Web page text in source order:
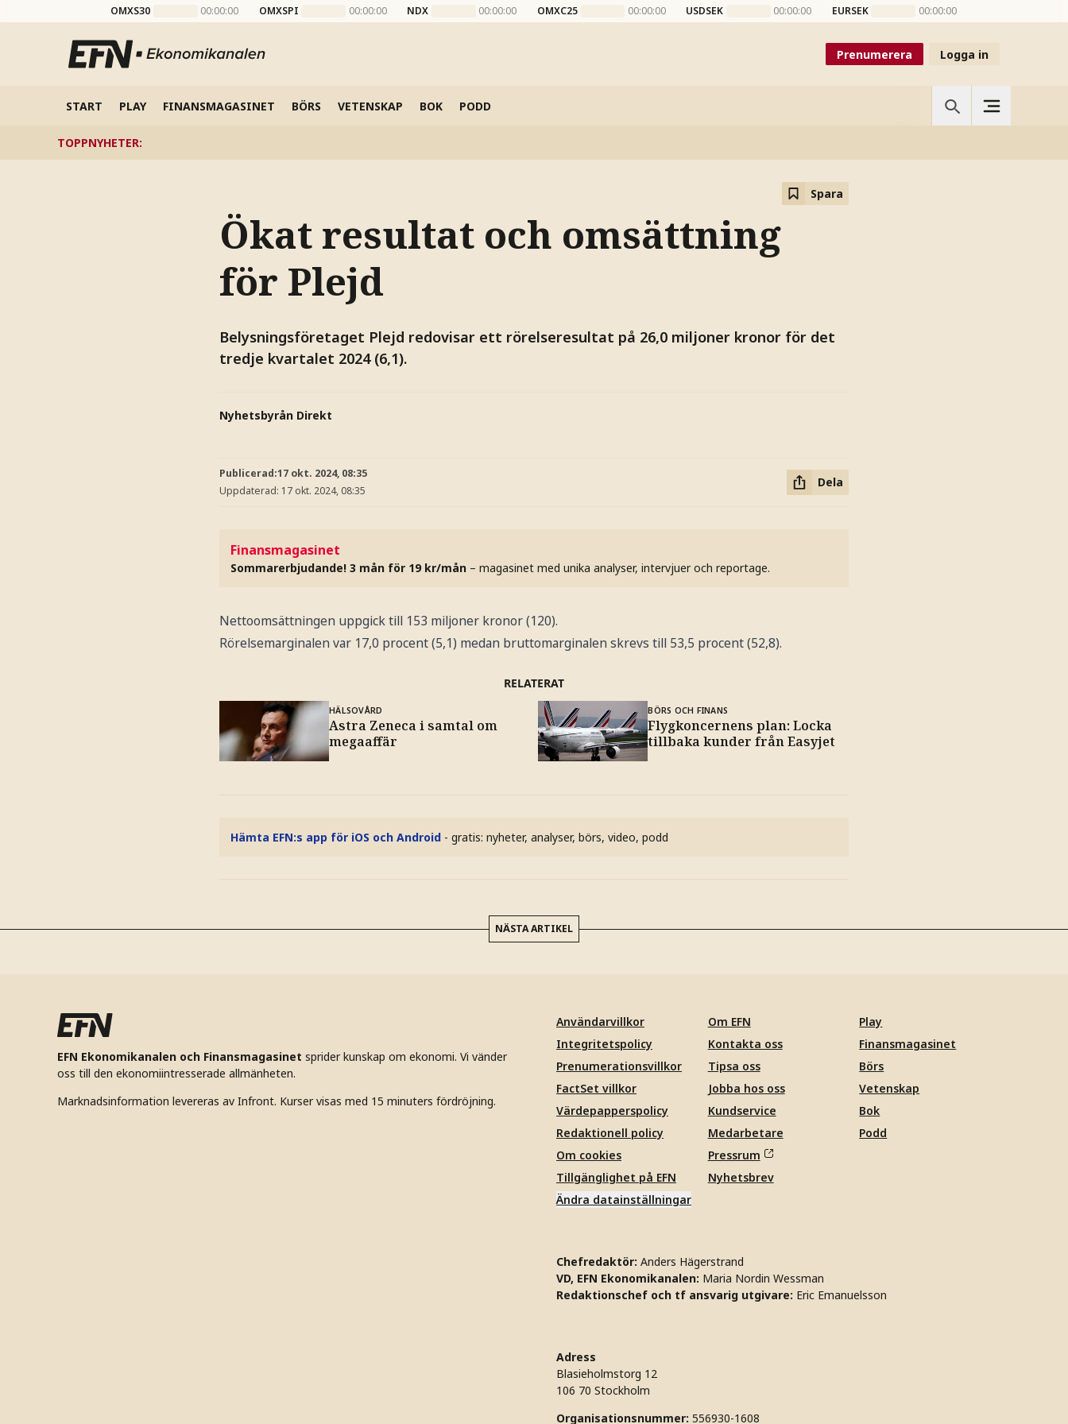
OMXS30 00:00:00 OMXSPI 00:00:00 NDX 00:00:00 OMXC25 00:00:00 USDSEK 00:00:00 EURSEK 00:00:00
Prenumerera Logga in
START PLAY FINANSMAGASINET BÖRS VETENSKAP BOK PODD
TOPPNYHETER:
Spara
Ökat resultat och omsättning
för Plejd
Belysningsföretaget Plejd redovisar ett rörelseresultat på 26,0 miljoner kronor för det
tredje kvartalet 2024 (6,1).
Nyhetsbyrån Direkt
Publicerad:17 okt. 2024, 08:35
Uppdaterad: 17 okt. 2024, 08:35
Dela
Finansmagasinet
Sommarerbjudande! 3 mån för 19 kr/mån – magasinet med unika analyser, intervjuer och reportage.
Nettoomsättningen uppgick till 153 miljoner kronor (120).
Rörelsemarginalen var 17,0 procent (5,1) medan bruttomarginalen skrevs till 53,5 procent (52,8).
RELATERAT
HÄLSOVÅRD
Astra Zeneca i samtal om
megaaffär
BÖRS OCH FINANS
Flygkoncernens plan: Locka
tillbaka kunder från Easyjet
Hämta EFN:s app för iOS och Android - gratis: nyheter, analyser, börs, video, podd
NÄSTA ARTIKEL
EFN Ekonomikanalen och Finansmagasinet sprider kunskap om ekonomi. Vi vänder
oss till den ekonomiintresserade allmänheten.
Marknadsinformation levereras av Infront. Kurser visas med 15 minuters fördröjning.
Användarvillkor
Integritetspolicy
Prenumerationsvillkor
FactSet villkor
Värdepapperspolicy
Redaktionell policy
Om cookies
Tillgänglighet på EFN
Ändra datainställningar
Om EFN
Kontakta oss
Tipsa oss
Jobba hos oss
Kundservice
Medarbetare
Pressrum
Nyhetsbrev
Play
Finansmagasinet
Börs
Vetenskap
Bok
Podd
Chefredaktör: Anders Hägerstrand
VD, EFN Ekonomikanalen: Maria Nordin Wessman
Redaktionschef och tf ansvarig utgivare: Eric Emanuelsson
Adress
Blasieholmstorg 12
106 70 Stockholm
Organisationsnummer: 556930-1608